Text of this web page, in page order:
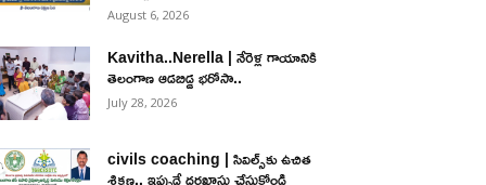
August 6, 2026
Kavitha..Nerella | నేరెళ్ల గాయానికి
తెలంగాణ ఆడబిడ్డ భరోసా..
July 28, 2026
civils coaching | సివిల్స్‌కు ఉచిత
శిక్ష‌ణ.. ఇప్పుడే ద‌ర‌ఖాస్తు చేసుకోండి